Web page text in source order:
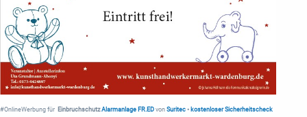
#OnlineWerbung für Einbruchschutz Alarmanlage FR.ED von Suritec • kostenloser Sicherheitscheck